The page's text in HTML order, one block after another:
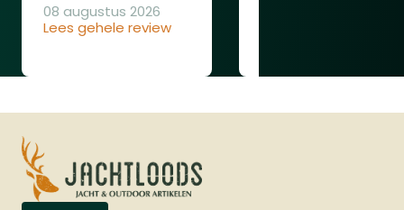
VESTA Shoulder Back een uitstekende
toevoeging. Deze schoudersteun kan
geschoven, waardoor u een stevigere
(22mm) onder de loop, waarop diverse
accessoires zoals lasers of lampen
Lees gehele review
08 augustus 2026